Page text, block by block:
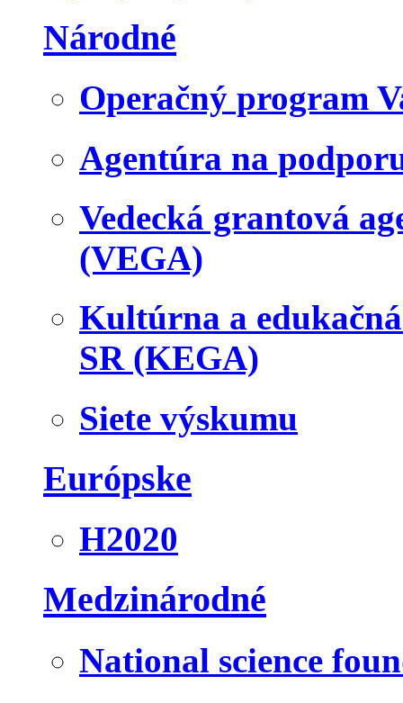
Národné
Operačný program
Agentúra na
Vedecká grantová
(VEGA)
Kultúrna a
SR (KEGA)
Siete výskumu
Európske
H2020
Medzinárodné
National science